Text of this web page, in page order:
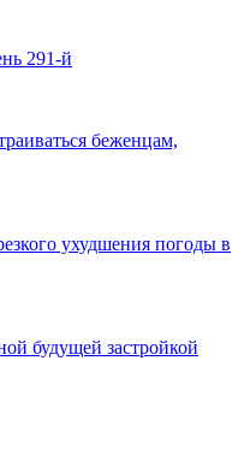
291-й
беженцам,
ухудшения погоды в
будущей застройкой